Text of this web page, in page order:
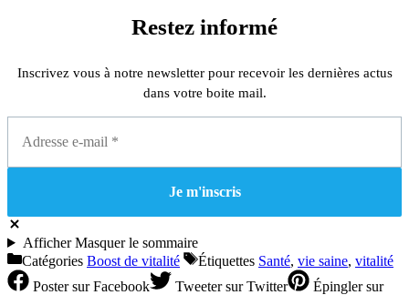
Restez informé
Inscrivez vous à notre newsletter pour recevoir les dernières actus
dans votre boite mail.
AfficherMasquerle sommaire
Catégories Boost de vitalité Étiquettes Santé, vie saine, vitalité
Postersur Facebook Tweetersur Twitter Épinglersur